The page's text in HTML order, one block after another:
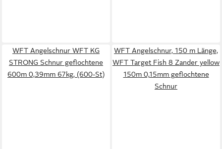
WFT Angelschnur WFT KG
STRONG Schnur geflochtene
600m 0,39mm 67kg, (600-St)
WFT Angelschnur, 150 m Länge,
WFT Target Fish 8 Zander yellow
150m 0,15mm geflochtene
Schnur